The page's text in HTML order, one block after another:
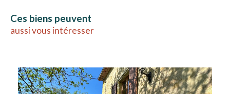
Ces biens peuvent
aussi vous intéresser